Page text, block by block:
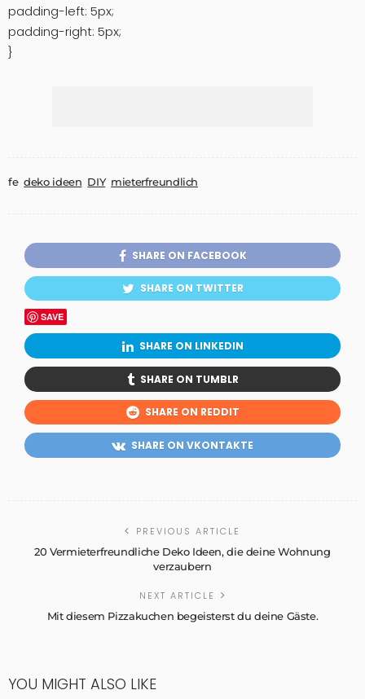
padding-left: 5px;
padding-right: 5px;
}
fe deko ideen DIY mieterfreundlich
SHARE ON FACEBOOK
SHARE ON TWITTER
SAVE
SHARE ON LINKEDIN
SHARE ON TUMBLR
SHARE ON REDDIT
SHARE ON VKONTAKTE
PREVIOUS ARTICLE
20 Vermieterfreundliche Deko Ideen, die deine Wohnung
verzaubern
NEXT ARTICLE
Mit diesem Pizzakuchen begeisterst du deine Gäste.
YOU MIGHT ALSO LIKE